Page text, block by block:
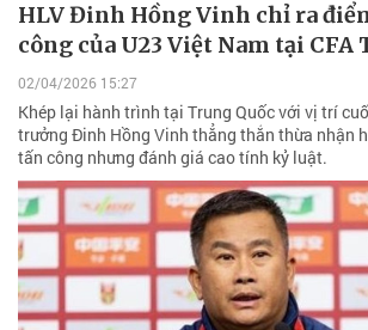
HLV Đinh Hồng Vinh chỉ ra
công của U23 Việt Nam tại CFA
02/04/2026 15:27
Khép lại hành trình tại Trung Quốc với vị trí
trưởng Đinh Hồng Vinh thẳng thắn thừa nhận
tấn công nhưng đánh giá cao tính kỷ luật.